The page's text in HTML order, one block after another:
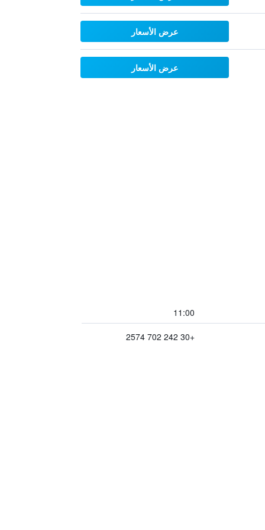
عرض الأسعار
عرض الأسعار
11:00
+30 242 702 2574